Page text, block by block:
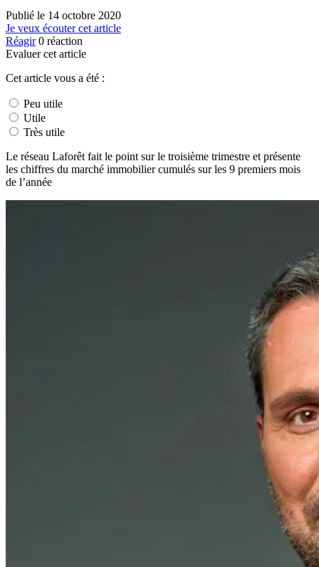
Publié le 14 octobre 2020
Je veux écouter cet article
Réagir 0 réaction
Evaluer cet article
Cet article vous a été :
Peu utile
Utile
Très utile
Le réseau Laforêt fait le point sur le troisième trimestre et présente
les chiffres du marché immobilier cumulés sur les 9 premiers mois
de l’année